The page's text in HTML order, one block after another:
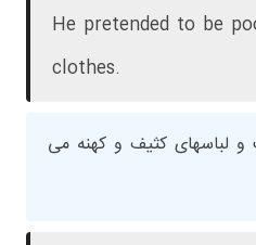
He pretended to be
clothes.
و لباسهای کثیف و کهنه می